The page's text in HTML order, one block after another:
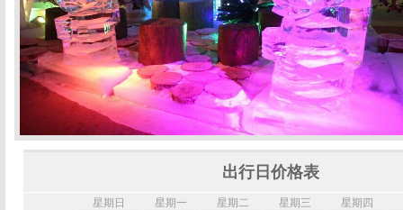
出行日价格表
星期日 星期一 星期二 星期三 星期四